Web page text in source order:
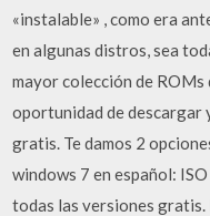
«instalable» , como era
en algunas distros, sea
mayor colección de
oportunidad de descargar
gratis. Te damos 2
windows 7 en español:
todas las versiones